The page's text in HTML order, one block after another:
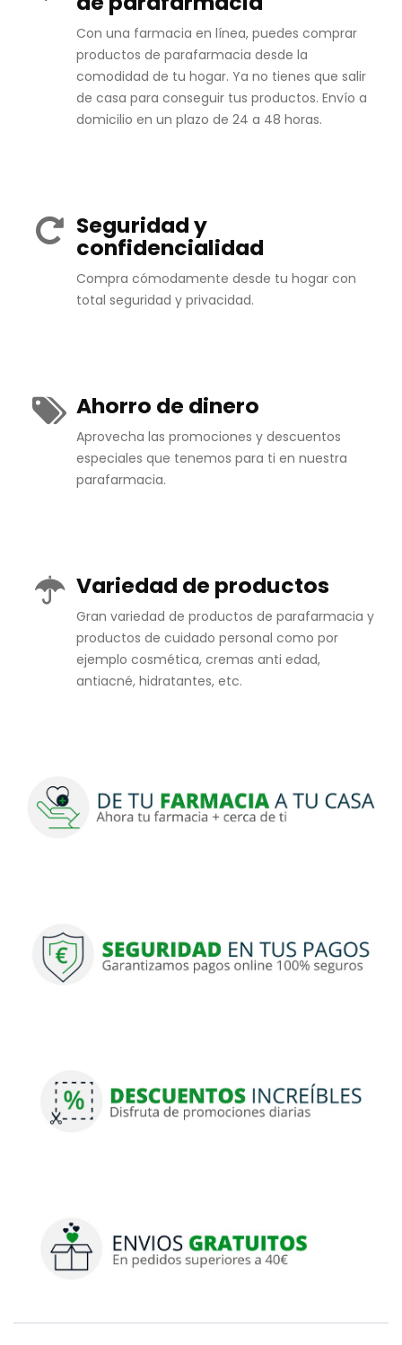
Con una farmacia en línea, puedes comprar
productos de parafarmacia desde la
comodidad de tu hogar. Ya no tienes que salir
de casa para conseguir tus productos. Envío a
domicilio en un plazo de 24 a 48 horas.
Seguridad y
confidencialidad
Compra cómodamente desde tu hogar con
total seguridad y privacidad.
Ahorro de dinero
Aprovecha las promociones y descuentos
especiales que tenemos para ti en nuestra
parafarmacia.
Variedad de productos
Gran variedad de productos de parafarmacia y
productos de cuidado personal como por
ejemplo cosmética, cremas anti edad,
antiacné, hidratantes, etc.